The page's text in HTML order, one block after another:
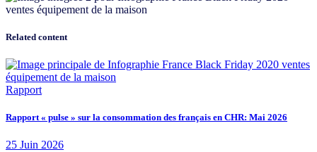
Related content
Rapport
Rapport « pulse » sur la consommation des français en CHR: Mai 2026
25 Juin 2026